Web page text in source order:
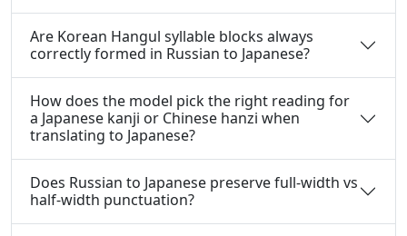
Are Korean Hangul syllable blocks always
correctly formed in Russian to Japanese?
How does the model pick the right reading for
a Japanese kanji or Chinese hanzi when
translating to Japanese?
Does Russian to Japanese preserve full-width vs
half-width punctuation?